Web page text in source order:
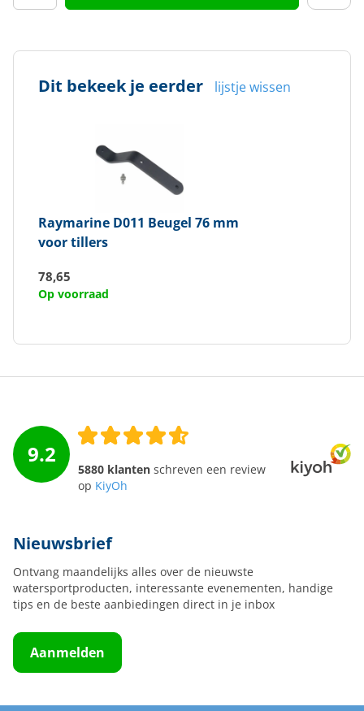
Dit bekeek je eerder lijstje wissen
Raymarine D011 Beugel 76 mm
voor tillers
78,65
Op voorraad
9.2
5880 klanten schreven een review
op KiyOh
Nieuwsbrief
Ontvang maandelijks alles over de nieuwste
watersportproducten, interessante evenementen, handige
tips en de beste aanbiedingen direct in je inbox
Aanmelden